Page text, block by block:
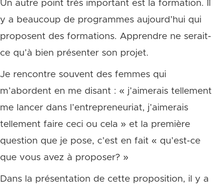
Un autre point très important est la formation. Il
y a beaucoup de programmes aujourd’hui qui
proposent des formations. Apprendre ne serait-
ce qu’à bien présenter son projet.
Je rencontre souvent des femmes qui
m’abordent en me disant : « j’aimerais tellement
me lancer dans l’entrepreneuriat, j’aimerais
tellement faire ceci ou cela » et la première
question que je pose, c’est en fait « qu’est-ce
que vous avez à proposer? »
Dans la présentation de cette proposition, il y a